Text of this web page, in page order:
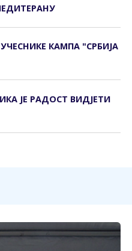
КАМПА "СРБИЈА
ЈЕ РАДОСТ ВИДЈЕТИ